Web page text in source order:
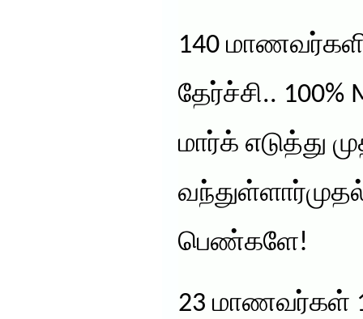
140
தேர்ச்சி..
மார்க் எடுத்து
பெண்களே!
23 மாணவர்கள்